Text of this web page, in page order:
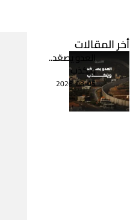
أخر المقالات
العدو يصعّد..
ويكذب
2026-08-05